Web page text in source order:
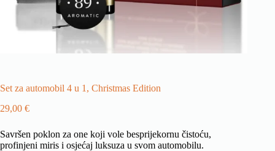
Set za automobil 4 u 1, Christmas Edition
29,00 €
Savršen poklon za one koji vole besprijekornu čistoću,
profinjeni miris i osjećaj luksuza u svom automobilu.